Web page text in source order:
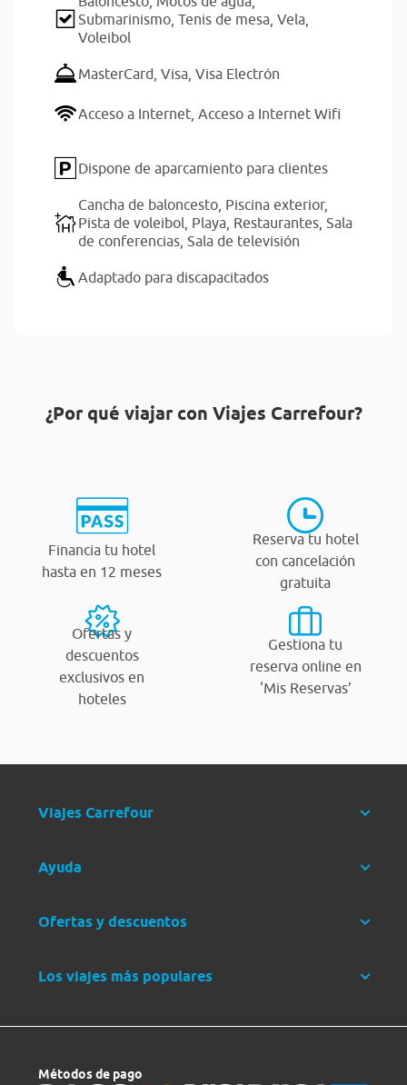
Submarinismo, Tenis de mesa, Vela,
Voleibol
MasterCard, Visa, Visa Electrón
Acceso a Internet, Acceso a Internet Wifi
Dispone de aparcamiento para clientes
Cancha de baloncesto, Piscina exterior,
Pista de voleibol, Playa, Restaurantes, Sala
de conferencias, Sala de televisión
Adaptado para discapacitados
¿Por qué viajar con Viajes Carrefour?
Financia tu hotel
hasta en 12 meses
Reserva tu hotel
con cancelación
gratuita
Ofertas y
descuentos
exclusivos en
hoteles
Gestiona tu
reserva online en
‘Mis Reservas’
Viajes Carrefour
Ayuda
Ofertas y descuentos
Los viajes más populares
Métodos de pago